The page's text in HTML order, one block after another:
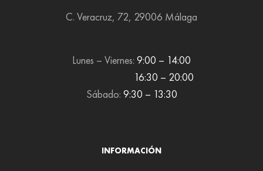
C. Veracruz, 72, 29006 Málaga
Lunes – Viernes: 9:00 – 14:00
16:30 – 20:00
Sábado: 9:30 – 13:30
INFORMACIÓN